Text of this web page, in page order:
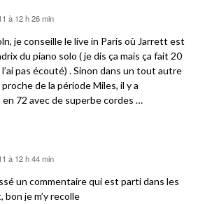
à 12 h 26 min
je conseille le live in Paris où Jarrett est
du piano solo ( je dis ça mais ça fait 20
pas écouté) . Sinon dans un tout autre
de la période Miles, il y a
72 avec de superbe cordes …
à 12 h 44 min
un commentaire qui est parti dans les
bon je m’y recolle